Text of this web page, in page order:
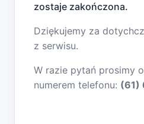
zostaje zakończona.
Dziękujemy za
z serwisu.
W razie pytań prosimy
numerem telefonu: (61)